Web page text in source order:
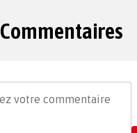
Commentaires